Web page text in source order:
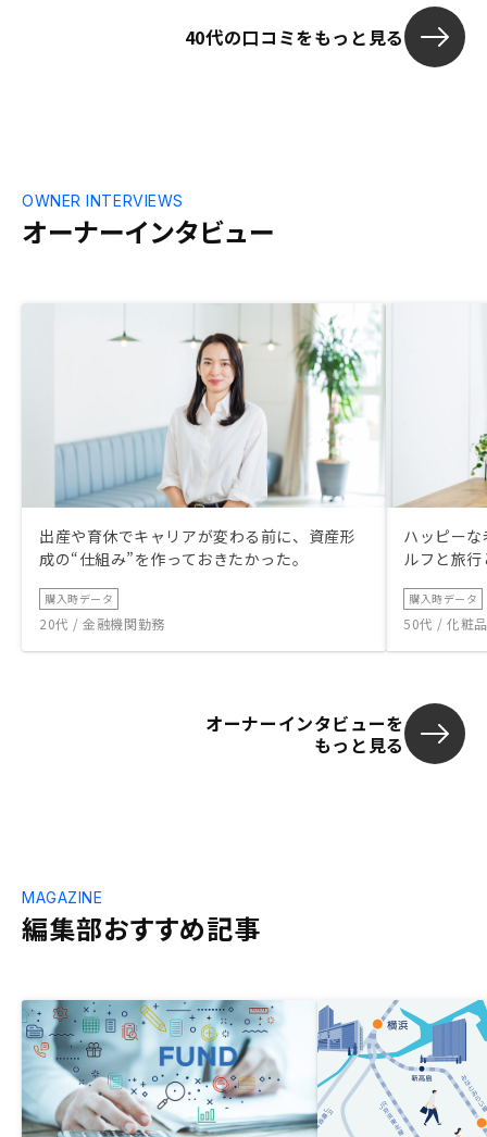
40代の口コミをもっと見る
オーナーインタビュー
OWNER INTERVIEWS
出産や育休でキャリアが変わる前に、資産形
成の“仕組み”を作っておきたかった。
購入時データ
20代 / 金融機関勤務
ハッピー
ルフと旅
購入時データ
50代 / 化粧
オーナーインタビューを
もっと見る
編集部おすすめ記事
MAGAZINE